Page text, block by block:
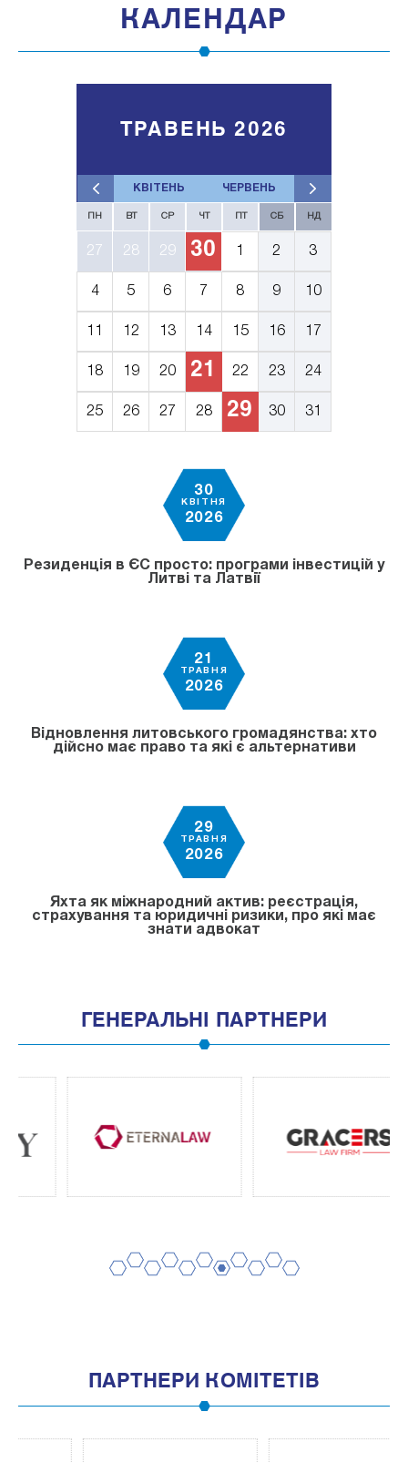
КАЛЕНДАР
КВІТЕНЬ ЧЕРВЕНЬ
ТРАВЕНЬ 2026
ПН ВТ СР ЧТ СБ НД
27 28 29 30 2 3
4 5 6 7 8 9 10
12 13 14 15 16 17
18 19 20 21 22 23 24
25 26 27 28 29 30 31
30
КВІТНЯ
2026
Резиденція в ЄС просто: програми інвестицій у
Литві та Латвії
21
ТРАВНЯ
2026
Відновлення литовського громадянства: хто
дійсно має право та які є альтернативи
29
ТРАВНЯ
2026
Яхта як міжнародний актив: реєстрація,
страхування та юридичні ризики, про які має
знати адвокат
ГЕНЕРАЛЬНІ ПАРТНЕРИ
ПАРТНЕРИ КОМІТЕТІВ